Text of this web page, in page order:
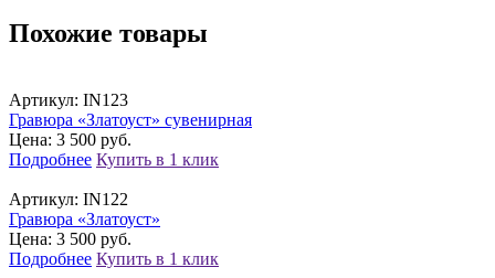
Похожие товары
Артикул: IN123
Гравюра «Златоуст» сувенирная
Цена: 3 500 руб.
Подробнее Купить в 1 клик
Артикул: IN122
Гравюра «Златоуст»
Цена: 3 500 руб.
Подробнее Купить в 1 клик